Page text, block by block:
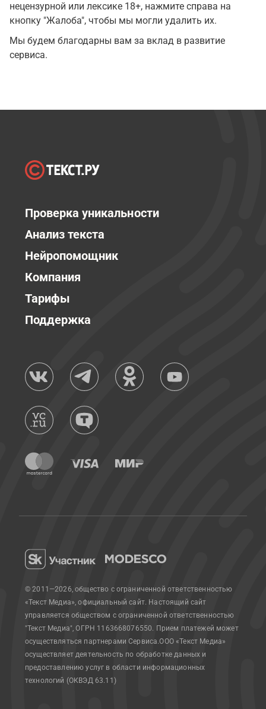
нецензурной или лексике 18+, нажмите справа на
кнопку "Жалоба", чтобы мы могли удалить их.
Мы будем благодарны вам за вклад в развитие
сервиса.
Проверка уникальности
Анализ текста
Нейропомощник
Компания
Тарифы
Поддержка
© 2011—2026, общество с ограниченной ответственностью
«Текст Медиа», официальный сайт. Настоящий сайт
управляется обществом с ограниченной ответственностью
"Текст Медиа", ОГРН 1163668076550. Прием платежей может
осуществляться партнерами Сервиса.ООО «Текст Медиа»
осуществляет деятельность по обработке данных и
предоставлению услуг в области информационных
технологий (ОКВЭД 63.11)